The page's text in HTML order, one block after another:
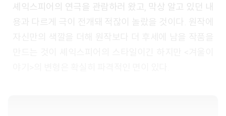
셰익스피어의 연극을 관람하러 왔고, 막상 알고 있던 내
용과 다르게 극이 전개돼 적잖이 놀랐을 것이다. 원작에